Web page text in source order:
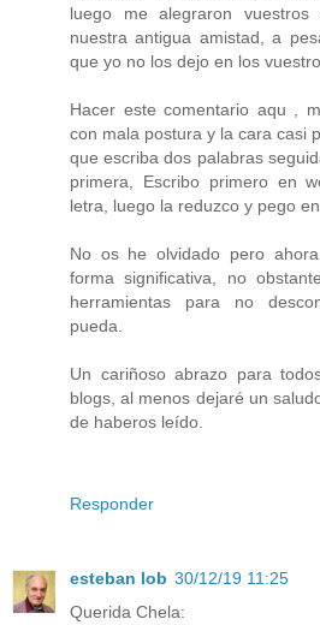
luego me alegraron
nuestra antigua amistad, a
que yo no los dejo en los
Hacer este comentario aqu ,
con mala postura y la cara casi
que escriba dos palabras
primera, Escribo primero en
letra, luego la reduzco y pego
No os he olvidado pero
forma significativa, no
herramientas para no
pueda.
Un cariñoso abrazo para
blogs, al menos dejaré un
de haberos leído.
Responder
esteban lob 30/12/19 11:25
Querida Chela: